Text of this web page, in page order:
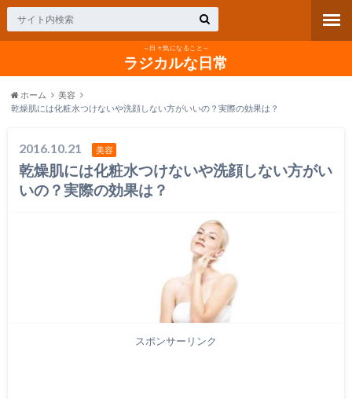
～日々気になること～
ラジカルな日常
ホーム
美容
乾燥肌には化粧水つけないや洗顔しない方がいいの？実際の効果は？
2016.10.21 美容
乾燥肌には化粧水つけないや洗顔しない方がい
いの？実際の効果は？
スポンサーリンク